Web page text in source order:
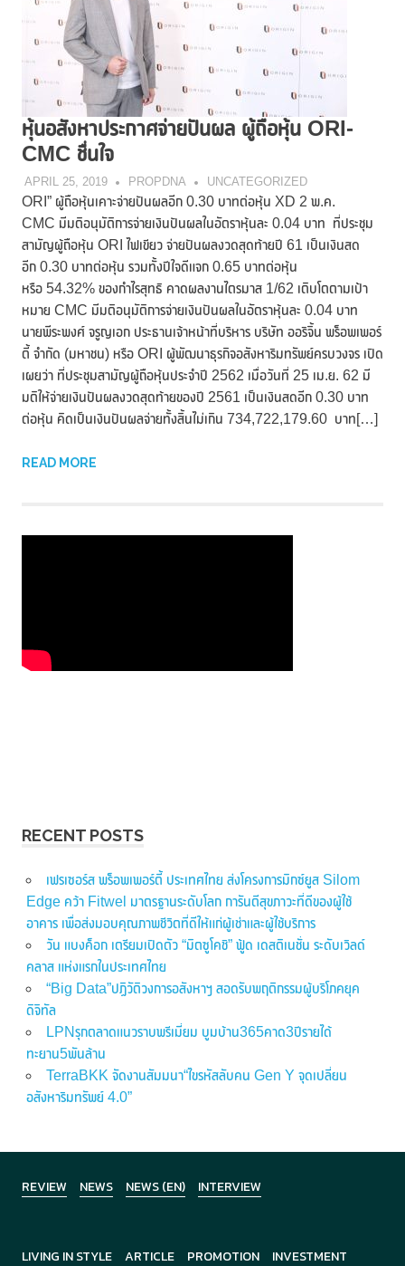
หุ้นอสังหาประกาศจ่ายปันผล ผู้ถือหุ้น ORI-
CMC ชื่นใจ
APRIL 25, 2019 PROPDNA UNCATEGORIZED
ORI” ผู้ถือหุ้นเคาะจ่ายปันผลอีก 0.30 บาทต่อหุ้น XD 2 พ.ค.
CMC มีมติอนุมัติการจ่ายเงินปันผลในอัตราหุ้นละ 0.04 บาท ที่ประชุม
สามัญผู้ถือหุ้น ORI ไฟเขียว จ่ายปันผลงวดสุดท้ายปี 61 เป็นเงินสด
อีก 0.30 บาทต่อหุ้น รวมทั้งปีใจดีแจก 0.65 บาทต่อหุ้น
หรือ 54.32% ของกำไรสุทธิ คาดผลงานไตรมาส 1/62 เติบโตตามเป้า
หมาย CMC มีมติอนุมัติการจ่ายเงินปันผลในอัตราหุ้นละ 0.04 บาท
นายพีระพงศ์ จรูญเอก ประธานเจ้าหน้าที่บริหาร บริษัท ออริจิ้น พร็อพเพอร์
ตี้ จำกัด (มหาชน) หรือ ORI ผู้พัฒนาธุรกิจอสังหาริมทรัพย์ครบวงจร เปิด
เผยว่า ที่ประชุมสามัญผู้ถือหุ้นประจำปี 2562 เมื่อวันที่ 25 เม.ย. 62 มี
มติให้จ่ายเงินปันผลงวดสุดท้ายของปี 2561 เป็นเงินสดอีก 0.30 บาท
ต่อหุ้น คิดเป็นเงินปันผลจ่ายทั้งสิ้นไม่เกิน 734,722,179.60 บาท[…]
READ MORE
RECENT POSTS
เฟรเซอร์ส พร็อพเพอร์ตี้ ประเทศไทย ส่งโครงการมิกซ์ยูส Silom
Edge คว้า Fitwel มาตรฐานระดับโลก การันตีสุขภาวะที่ดีของผู้ใช้
อาคาร เพื่อส่งมอบคุณภาพชีวิตที่ดีให้แก่ผู้เช่าและผู้ใช้บริการ
วัน แบงค็อก เตรียมเปิดตัว “มิตซูโคชิ” ฟู้ด เดสติเนชั่น ระดับเวิลด์
คลาส แห่งแรกในประเทศไทย
“Big Data”ปฏิวัติวงการอสังหาฯ สอดรับพฤติกรรมผู้บริโภคยุค
ดิจิทัล
LPNรุกตลาดแนวราบพรีเมี่ยม บูมบ้าน365คาด3ปีรายได้
ทะยาน5พันล้าน
TerraBKK จัดงานสัมมนา“ไขรหัสลับคน Gen Y จุดเปลี่ยน
อสังหาริมทรัพย์ 4.0”
REVIEW NEWS NEWS (EN) INTERVIEW
LIVING IN STYLE ARTICLE PROMOTION INVESTMENT